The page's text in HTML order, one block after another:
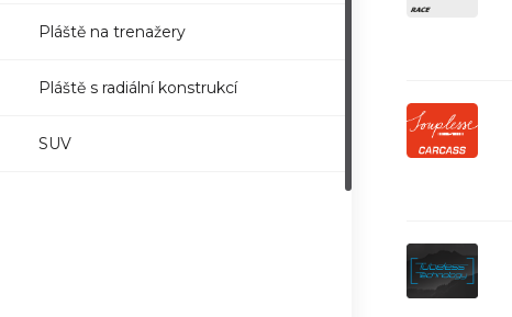
Pláště na trenažery
Pláště s radiální konstrukcí
SUV